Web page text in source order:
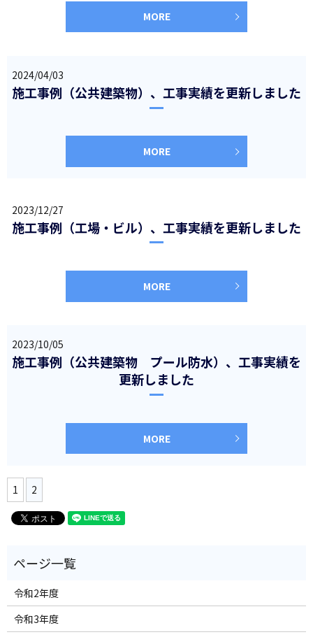
MORE
2024/04/03
施工事例（公共建築物）、工事実績を更新しました
MORE
2023/12/27
施工事例（工場・ビル）、工事実績を更新しました
MORE
2023/10/05
施工事例（公共建築物 プール防水）、工事実績を
更新しました
MORE
1 2
令和2年度
令和3年度